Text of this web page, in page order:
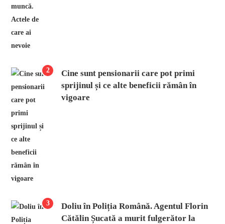
2
Cine sunt pensionarii care pot primi
sprijinul și ce alte beneficii rămân în
vigoare
3
Doliu în Poliția Română. Agentul Florin
Cătălin Șucată a murit fulgerător la